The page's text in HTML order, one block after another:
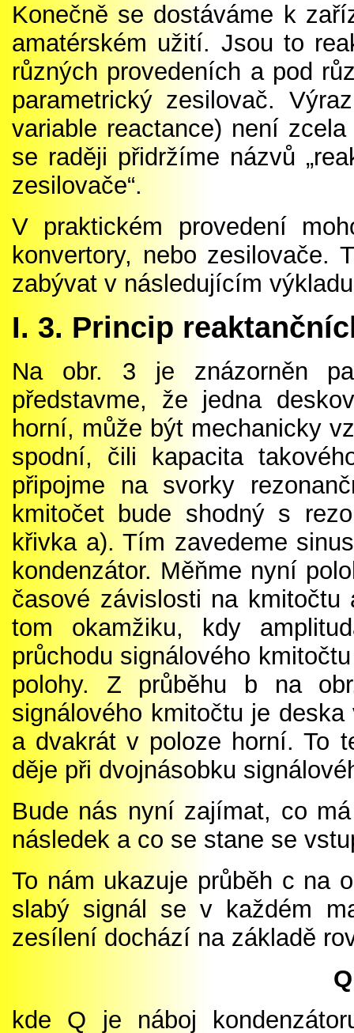
Konečně se dostáváme k
amatérském užití. Jsou to
různých provedeních a pod
parametrický zesilovač.
variable reactance) není
se raději přidržíme názvů
zesilovače“.
V praktickém provedení
konvertory, nebo zesilovače.
zabývat v následujícím
I. 3. Princip
Na obr. 3 je znázorněn
představme, že jedna
horní, může být mechanicky
spodní, čili kapacita
připojme na svorky
kmitočet bude shodný s
křivka a). Tím zavedeme
kondenzátor. Měňme nyní
časové závislosti na
tom okamžiku, kdy
průchodu signálového
polohy. Z průběhu b na
signálového kmitočtu je
a dvakrát v poloze horní. To
děje při dvojnásobku
Bude nás nyní zajímat, co
následek a co se stane se
To nám ukazuje průběh c na
slabý signál se v každém
zesílení dochází na základě
Q
kde Q
je náboj